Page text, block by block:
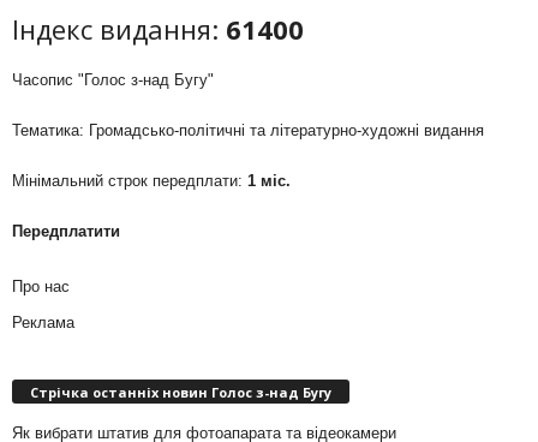
Індекс видання: 61400
Часопис "Голос з-над Бугу"
Тематика: Громадсько-політичні та літературно-художні видання
Мінімальний строк передплати: 1 міс.
Передплатити
Про нас
Реклама
Стрічка останніх новин Голос з-над Бугу
Як вибрати штатив для фотоапарата та відеокамери